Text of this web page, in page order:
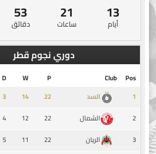
13
أيام
21
ساعات
53
دقائق
دوري نجوم قطر
Pos
Club
P
W
D
1
السد ‏22
14
3
2
الشمال 22
12
4
3
الريان 22
11
5